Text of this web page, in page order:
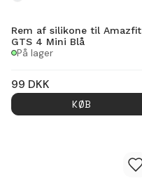
Rem af silikone til Amazfit
GTS 4 Mini Blå
På lager
99 DKK
KØB